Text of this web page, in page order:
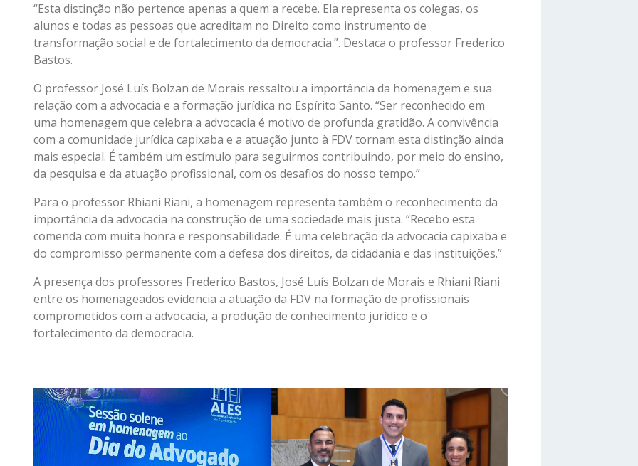
“Esta distinção não pertence apenas a quem a recebe. Ela representa os colegas, os
alunos e todas as pessoas que acreditam no Direito como instrumento de
transformação social e de fortalecimento da democracia.”. Destaca o professor Frederico
Bastos.
O professor José Luís Bolzan de Morais ressaltou a importância da homenagem e sua
relação com a advocacia e a formação jurídica no Espírito Santo. “Ser reconhecido em
uma homenagem que celebra a advocacia é motivo de profunda gratidão. A convivência
com a comunidade jurídica capixaba e a atuação junto à FDV tornam esta distinção ainda
mais especial. É também um estímulo para seguirmos contribuindo, por meio do ensino,
da pesquisa e da atuação profissional, com os desafios do nosso tempo.”
Para o professor Rhiani Riani, a homenagem representa também o reconhecimento da
importância da advocacia na construção de uma sociedade mais justa. “Recebo esta
comenda com muita honra e responsabilidade. É uma celebração da advocacia capixaba e
do compromisso permanente com a defesa dos direitos, da cidadania e das instituições.”
A presença dos professores Frederico Bastos, José Luís Bolzan de Morais e Rhiani Riani
entre os homenageados evidencia a atuação da FDV na formação de profissionais
comprometidos com a advocacia, a produção de conhecimento jurídico e o
fortalecimento da democracia.